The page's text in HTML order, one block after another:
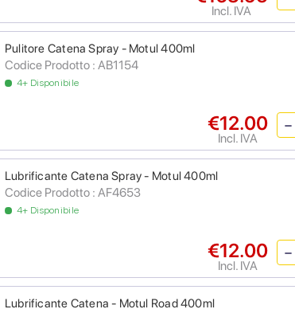
Incl. IVA
Pulitore Catena Spray - Motul 400ml
Codice Prodotto : AB1154
4+ Disponibile
€12.00
Incl. IVA
Lubrificante Catena Spray - Motul 400ml
Codice Prodotto : AF4653
4+ Disponibile
€12.00
Incl. IVA
Lubrificante Catena - Motul Road 400ml